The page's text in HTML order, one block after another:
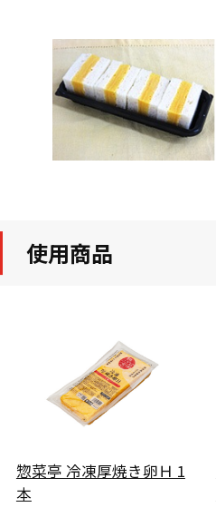
使用商品
惣菜亭 冷凍厚焼き卵Ｈ 1
本